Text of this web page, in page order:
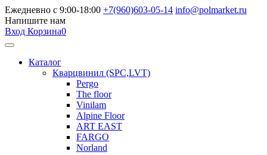
Ежедневно с 9:00-18:00 +7(960)603-05-14 info@polmarket.ru
Напишите нам
Вход Корзина0
Каталог
Кварцвинил (SPC,LVT)
Pergo
The floor
Vinilam
Alpine Floor
ART EAST
FARGO
Norland